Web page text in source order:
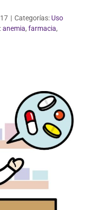
| Categorías: Uso
anemia, farmacia,